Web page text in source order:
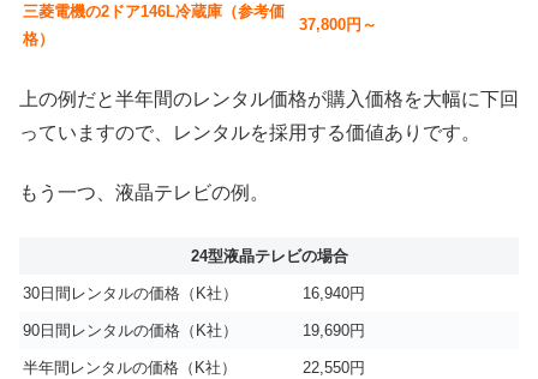
三菱電機の2ドア146L冷蔵庫（参考価
格）
37,800円～
上の例だと半年間のレンタル価格が購入価格を大幅に下回
っていますので、レンタルを採用する価値ありです。
もう一つ、液晶テレビの例。
24型液晶テレビの場合
30日間レンタルの価格（K社） 16,940円
90日間レンタルの価格（K社） 19,690円
半年間レンタルの価格（K社） 22,550円